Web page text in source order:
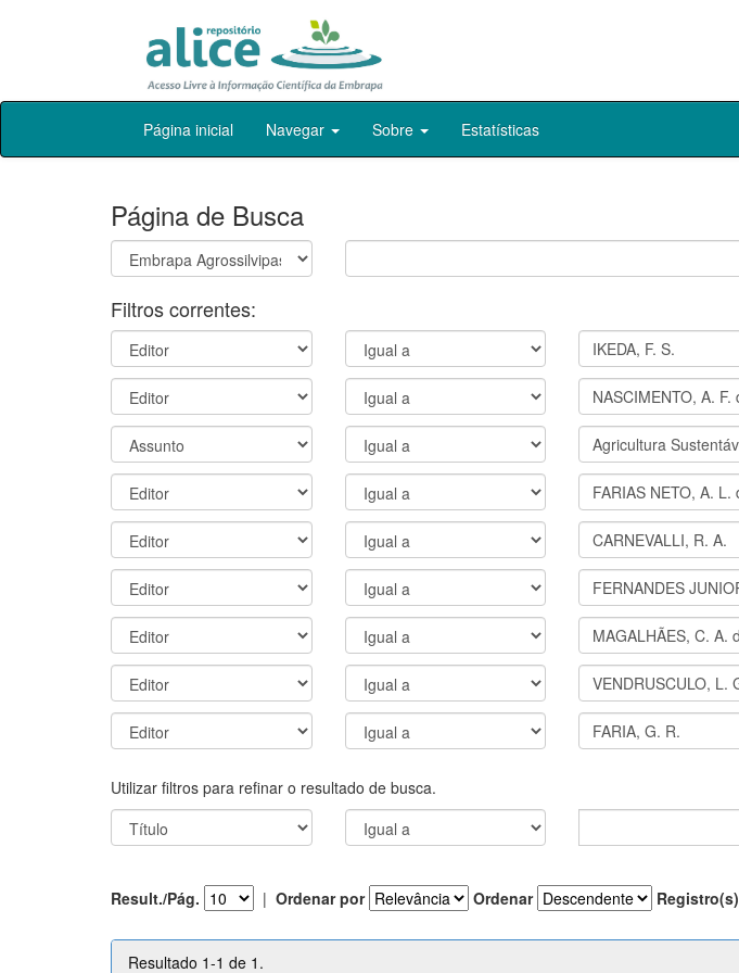
Skip
Página inicial Navegar Sobre Estatísticas
Página de Busca
Filtros correntes:
Utilizar filtros para refinar o resultado de busca.
Result./Pág. | Ordenar por Ordenar Registro(s)
Resultado 1-1 de 1.